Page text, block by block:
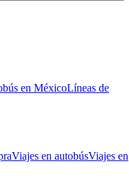
en MéxicoLíneas de
Viajes en autobúsViajes en